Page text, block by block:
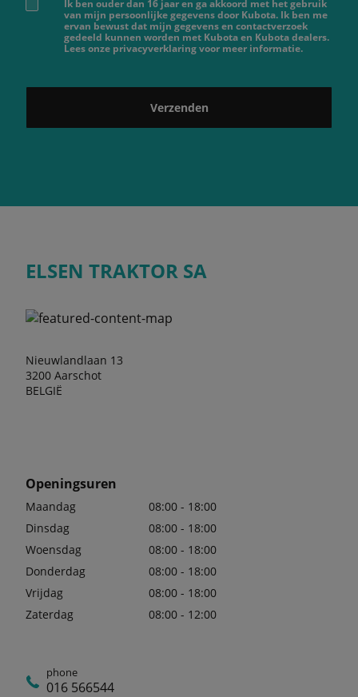
Ik ben ouder dan 16 jaar en ga akkoord met het gebruik
van mijn persoonlijke gegevens door Kubota. Ik ben me
ervan bewust dat mijn gegevens en contactverzoek
gedeeld kunnen worden met Kubota en Kubota dealers.
Lees onze privacyverklaring voor meer informatie.
Verzenden
ELSEN TRAKTOR SA
Nieuwlandlaan 13
3200 Aarschot
BELGIË
Openingsuren
Maandag
08:00 - 18:00
Dinsdag
08:00 - 18:00
Woensdag
08:00 - 18:00
Donderdag
08:00 - 18:00
Vrijdag
08:00 - 18:00
Zaterdag
08:00 - 12:00
phone
016 566544